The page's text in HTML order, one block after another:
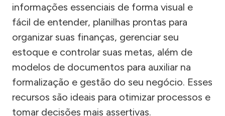
informações essenciais de forma visual e
fácil de entender, planilhas prontas para
organizar suas finanças, gerenciar seu
estoque e controlar suas metas, além de
modelos de documentos para auxiliar na
formalização e gestão do seu negócio. Esses
recursos são ideais para otimizar processos e
tomar decisões mais assertivas.